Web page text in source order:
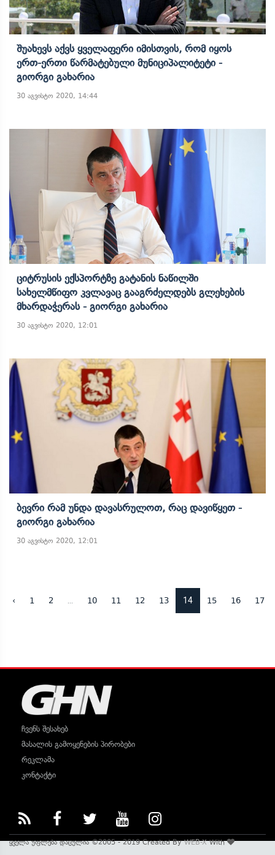
Შუახევს Აქვს Ყველაფერი Იმისთვის, Რომ Იყოს
Ერთ-Ერთი Წარმატებული Მუნიციპალიტეტი -
Გიორგი Გახარია
30 აგვისტო 2020, 14:44
Ციტრუსის Ექსპორტზე Გატანის Ნაწილში
Სახელმწიფო Კვლავაც Გააგრძელდებს Გლეხების
Მხარდაჭერას - Გიორგი Გახარია
30 აგვისტო 2020, 12:01
Ბევრი Რამ Უნდა Დავასრულოთ, Რაც Დავიწყეთ -
Გიორგი Გახარია
30 აგვისტო 2020, 12:01
‹ 1 2 10 11 12 13 14 15 16 17
ჩვენს შესახებ
მასალის გამოყენების პირობები
რეკლამა
კონტაქტი
ყველა უფლება დაცულია ©2005 - 2019 Created ByWEB-XWith